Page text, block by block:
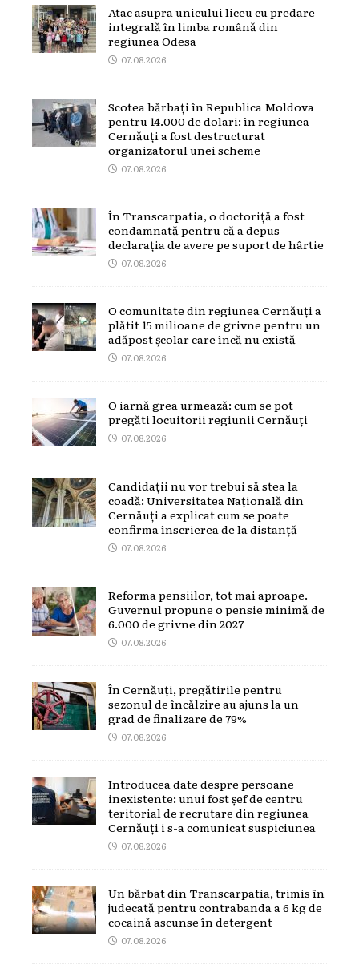
Atac asupra unicului liceu cu predare
integrală în limba română din
regiunea Odesa
07.08.2026
Scotea bărbați în Republica Moldova
pentru 14.000 de dolari: în regiunea
Cernăuți a fost destructurat
organizatorul unei scheme
07.08.2026
În Transcarpatia, o doctoriță a fost
condamnată pentru că a depus
declarația de avere pe suport de hârtie
07.08.2026
O comunitate din regiunea Cernăuți a
plătit 15 milioane de grivne pentru un
adăpost școlar care încă nu există
07.08.2026
O iarnă grea urmează: cum se pot
pregăti locuitorii regiunii Cernăuți
07.08.2026
Candidații nu vor trebui să stea la
coadă: Universitatea Națională din
Cernăuți a explicat cum se poate
confirma înscrierea de la distanță
07.08.2026
Reforma pensiilor, tot mai aproape.
Guvernul propune o pensie minimă de
6.000 de grivne din 2027
07.08.2026
În Cernăuți, pregătirile pentru
sezonul de încălzire au ajuns la un
grad de finalizare de 79%
07.08.2026
Introducea date despre persoane
inexistente: unui fost șef de centru
teritorial de recrutare din regiunea
Cernăuți i s-a comunicat suspiciunea
07.08.2026
Un bărbat din Transcarpatia, trimis în
judecată pentru contrabanda a 6 kg de
cocaină ascunse în detergent
07.08.2026